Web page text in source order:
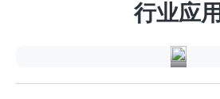
行业应用
源